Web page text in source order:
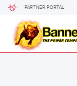
PARTNER PORTAL